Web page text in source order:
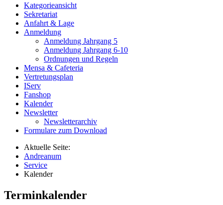
Kategorieansicht
Sekretariat
Anfahrt & Lage
Anmeldung
Anmeldung Jahrgang 5
Anmeldung Jahrgang 6-10
Ordnungen und Regeln
Mensa & Cafeteria
Vertretungsplan
IServ
Fanshop
Kalender
Newsletter
Newsletterarchiv
Formulare zum Download
Aktuelle Seite:
Andreanum
Service
Kalender
Terminkalender